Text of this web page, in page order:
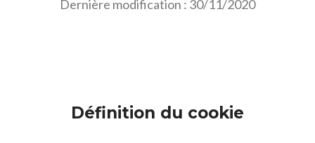
Dernière modification : 30/11/2020
Définition du cookie